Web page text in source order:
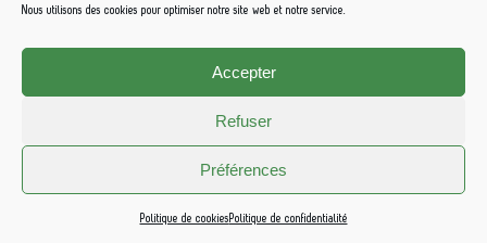
Nous utilisons des cookies pour optimiser notre site web et notre service.
Accepter
Refuser
Préférences
Politique de cookiesPolitique de confidentialité
Mentions légales
Politique de confidentialité